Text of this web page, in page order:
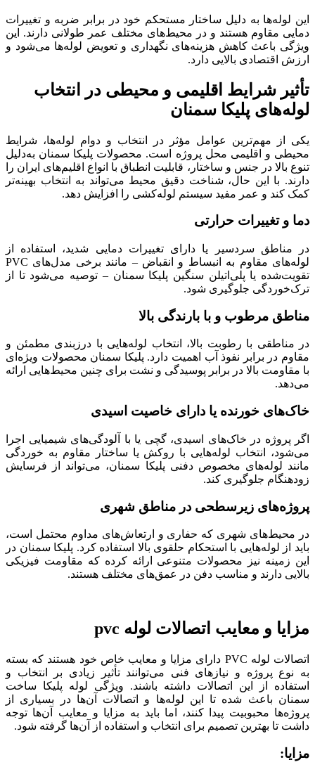
این لوله‌ها به دلیل ساختار مستحکم خود در برابر ضربه و تغییرات
دمایی مقاوم هستند و در محیط‌های مختلف عمر طولانی دارند. این
ویژگی باعث کاهش هزینه‌های نگهداری و تعویض لوله‌ها می‌شود و
ارزش اقتصادی بالایی دارد.
تأثیر شرایط اقلیمی و محیطی در انتخاب
لوله‌های پلیکا سمنان
یکی از مهم‌ترین عوامل مؤثر در انتخاب و دوام لوله‌ها، شرایط
محیطی و اقلیمی محل پروژه است. محصولات پلیکا سمنان به‌دلیل
تنوع بالا در جنس و ساختار، قابلیت انطباق با انواع اقلیم‌های ایران را
دارند. با این حال، شناخت دقیق محیط می‌تواند به انتخاب بهینه‌تر
کمک کند و عمر مفید سیستم لوله‌کشی را افزایش دهد.
دما و تغییرات حرارتی
در مناطق سردسیر یا دارای تغییرات دمایی شدید، استفاده از
لوله‌های مقاوم به انبساط و انقباض – مانند برخی مدل‌های PVC
تقویت‌شده یا پلی‌اتیلن سنگین پلیکا سمنان – توصیه می‌شود تا از
ترک‌خوردگی جلوگیری شود.
مناطق مرطوب و با بارندگی بالا
در مناطقی با رطوبت بالا، انتخاب لوله‌هایی با درز‌بندی مطمئن و
مقاوم در برابر نفوذ آب اهمیت دارد. پلیکا سمنان محصولات ویژه‌ای
با مقاومت بالا در برابر پوسیدگی و نشت برای چنین محیط‌هایی ارائه
می‌دهد.
خاک‌های خورنده یا دارای خاصیت اسیدی
اگر پروژه در خاک‌های اسیدی، گچی یا با آلودگی‌های شیمیایی اجرا
می‌شود، انتخاب لوله‌هایی با روکش یا ساختار مقاوم به خوردگی
مانند لوله‌های مخصوص دفنی پلیکا سمنان، می‌تواند از فرسایش
زودهنگام جلوگیری کند.
پروژه‌های زیرسطحی در مناطق شهری
در محیط‌های شهری که حفاری و ارتعاش‌های مداوم محتمل است،
باید از لوله‌هایی با استحکام حلقوی بالا استفاده کرد. پلیکا سمنان در
این زمینه نیز محصولات متنوعی ارائه کرده که مقاومت فیزیکی
بالایی دارند و مناسب دفن در عمق‌های مختلف هستند.
مزایا و معایب اتصالات لوله pvc
اتصالات لوله PVC دارای مزایا و معایب خاص خود هستند که بسته
به نوع پروژه و نیازهای فنی می‌توانند تأثیر زیادی بر انتخاب و
استفاده از این اتصالات داشته باشند. ویژگی لوله پلیکا ساخت
سمنان باعث شده تا این لوله‌ها و اتصالات آن‌ها در بسیاری از
پروژه‌ها محبوبیت پیدا کنند، اما باید به مزایا و معایب آن‌ها توجه
داشت تا بهترین تصمیم برای انتخاب و استفاده از آن‌ها گرفته شود.
مزایا: